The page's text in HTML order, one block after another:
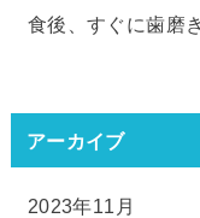
食後、すぐに歯磨
アーカイブ
2023年11月